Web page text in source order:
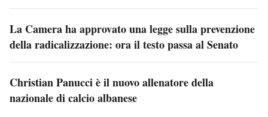
La Camera ha approvato una legge sulla prevenzione
della radicalizzazione: ora il testo passa al Senato
Christian Panucci è il nuovo allenatore della
nazionale di calcio albanese